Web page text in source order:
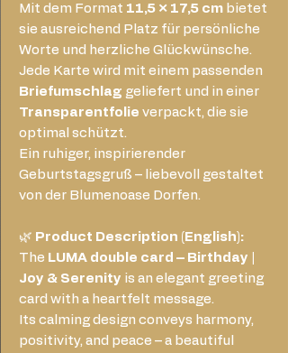
Mit dem Format 11,5 × 17,5 cm bietet
sie ausreichend Platz für persönliche
Worte und herzliche Glückwünsche.
Jede Karte wird mit einem passenden
Briefumschlag geliefert und in einer
Transparentfolie verpackt, die sie
optimal schützt.
Ein ruhiger, inspirierender
Geburtstagsgruß – liebevoll gestaltet
von der Blumenoase Dorfen.
🌿 Product Description (English):
The LUMA double card – Birthday |
Joy & Serenity is an elegant greeting
card with a heartfelt message.
Its calming design conveys harmony,
positivity, and peace – a beautiful